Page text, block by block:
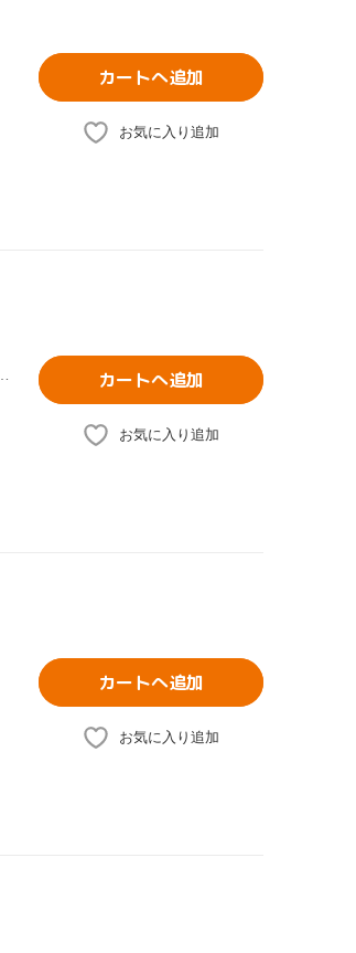
カートへ追加
お気に入り追加
カートへ追加
お気に入り追加
カートへ追加
お気に入り追加